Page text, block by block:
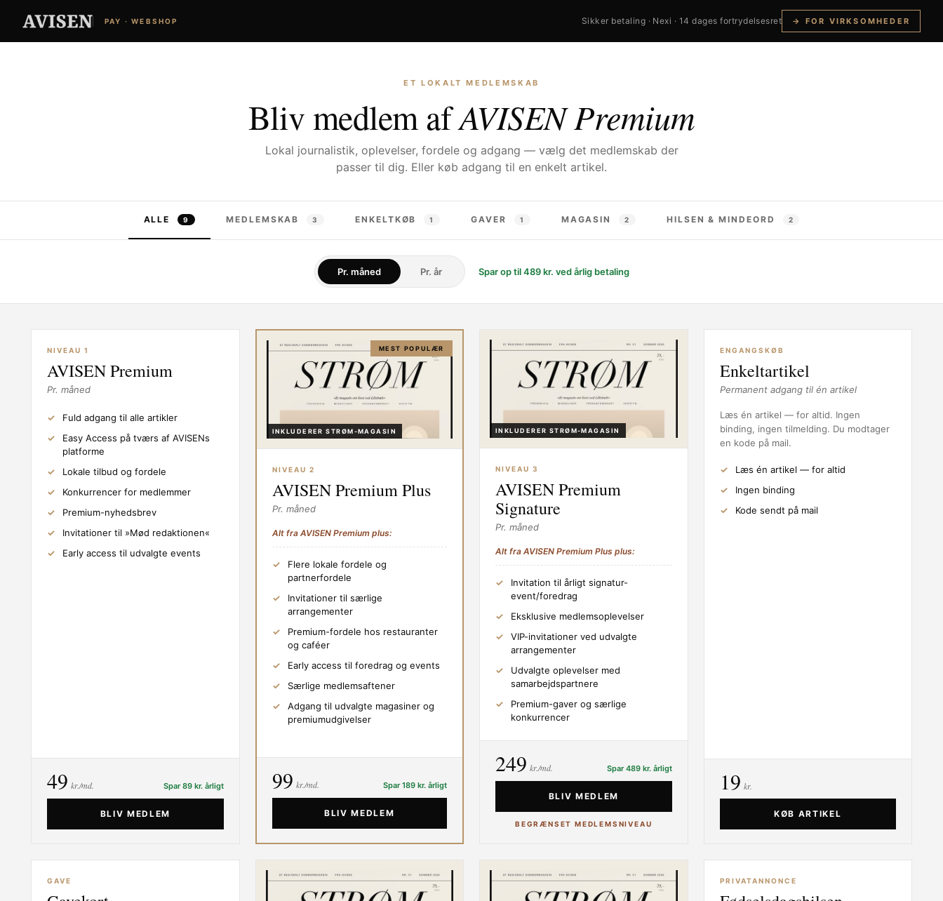
PAY · WEBSHOP Sikker betaling · Nexi · 14 dages fortrydelsesret → FOR VIRKSOMHEDER
ET LOKALT MEDLEMSKAB
Bliv medlem afAVISEN Premium
Lokal journalistik, oplevelser, fordele og adgang — vælg det medlemskab der
passer til dig. Eller køb adgang til en enkelt artikel.
ALLE 9 MEDLEMSKAB 3 ENKELTKØB 1 GAVER 1 MAGASIN 2 HILSEN & MINDEORD 2
Pr. måned Pr. år Spar op til 489 kr. ved årlig betaling
NIVEAU 1
AVISEN Premium
Pr. måned
Fuld adgang til alle artikler
Easy Access på tværs af AVISENs
platforme
Lokale tilbud og fordele
Konkurrencer for medlemmer
Premium-nyhedsbrev
Invitationer til »Mød redaktionen«
Early access til udvalgte events
49 kr./md. Spar 89 kr. årligt
BLIV MEDLEM
MEST POPULÆR
INKLUDERER STRØM-MAGASIN
NIVEAU 2
AVISEN Premium Plus
Pr. måned
Alt fra AVISEN Premium plus:
Flere lokale fordele og
partnerfordele
Invitationer til særlige
arrangementer
Premium-fordele hos restauranter
og caféer
Early access til foredrag og events
Særlige medlemsaftener
Adgang til udvalgte magasiner og
premiumudgivelser
99 kr./md. Spar 189 kr. årligt
BLIV MEDLEM
INKLUDERER STRØM-MAGASIN
NIVEAU 3
AVISEN Premium
Signature
Pr. måned
Alt fra AVISEN Premium Plus plus:
Invitation til årligt signatur-
event/foredrag
Eksklusive medlemsoplevelser
VIP-invitationer ved udvalgte
arrangementer
Udvalgte oplevelser med
samarbejdspartnere
Premium-gaver og særlige
konkurrencer
249 kr./md. Spar 489 kr. årligt
BLIV MEDLEM
BEGRÆNSET MEDLEMSNIVEAU
ENGANGSKØB
Enkeltartikel
Permanent adgang til én artikel
Læs én artikel — for altid. Ingen
binding, ingen tilmelding. Du modtager
en kode på mail.
Læs én artikel — for altid
Ingen binding
Kode sendt på mail
19 kr.
KØB ARTIKEL
GAVE PRIVATANNONCE